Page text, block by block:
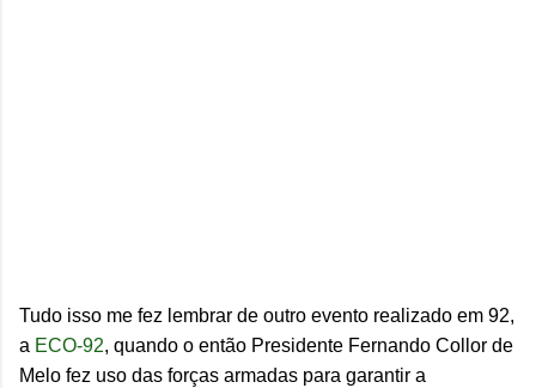
Tudo isso me fez lembrar de outro evento realizado em 92,
a ECO-92, quando o então Presidente Fernando Collor de
Melo fez uso das forças armadas para garantir a